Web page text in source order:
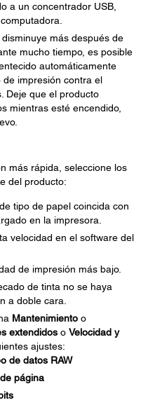
a un concentrador USB,
más después de
mucho tiempo, es posible
automáticamente
impresión contra el
Deje que el producto
mientras esté encendido,
más rápida, seleccione los
del producto:
tipo de papel coincida con
en la impresora.
velocidad en el software del
de impresión más bajo.
de tinta no se haya
a doble cara.
Mantenimiento o
extendidos o Velocidad y
ajustes:
de datos RAW
página